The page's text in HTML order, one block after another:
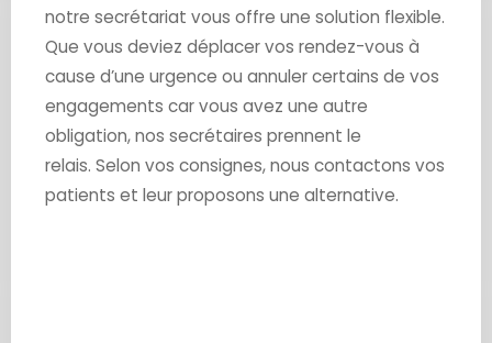
notre secrétariat vous offre une solution flexible.
Que vous deviez déplacer vos rendez-vous à
cause d’une urgence ou annuler certains de vos
engagements car vous avez une autre
obligation, nos secrétaires prennent le
relais. Selon vos consignes, nous contactons vos
patients et leur proposons une alternative.